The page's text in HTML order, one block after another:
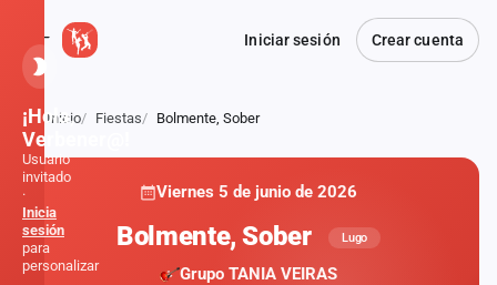
Iniciar sesión Crear cuenta
Atrás
Inicio Fiestas Bolmente, Sober
Viernes 5 de junio de 2026
Bolmente, Sober Lugo
Grupo TANIA VEIRAS
¡Hola,
Verbener@!
Usuario
invitado
·
Inicia
sesión
para
personalizar